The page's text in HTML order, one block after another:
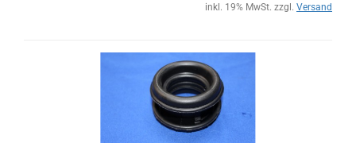
inkl. 19% MwSt. zzgl. Versand